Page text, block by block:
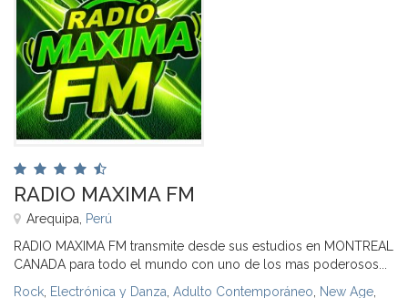
RADIO MAXIMA FM
Arequipa, Perú
RADIO MAXIMA FM transmite desde sus estudios en MONTREAL
CANADA para todo el mundo con uno de los mas poderosos...
Rock Electrónica y Danza Adulto Contemporáneo New Age